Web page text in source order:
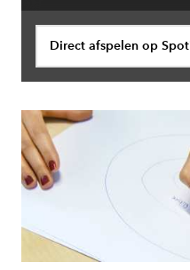
Direct afspelen op